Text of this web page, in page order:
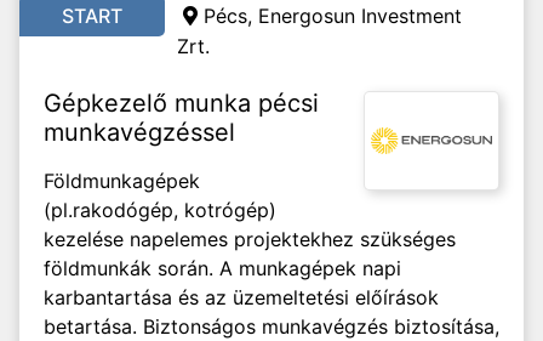
START
Pécs, Energosun Investment
Zrt.
Gépkezelő munka pécsi
munkavégzéssel
Földmunkagépek
(pl.rakodógép, kotrógép)
kezelése napelemes projektekhez szükséges
földmunkák során. A munkagépek napi
karbantartása és az üzemeltetési előírások
betartása. Biztonságos munkavégzés biztosítása,